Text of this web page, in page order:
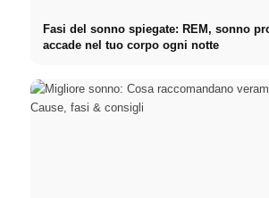
Fasi del sonno spiegate: REM, sonno
accade nel tuo corpo ogni notte